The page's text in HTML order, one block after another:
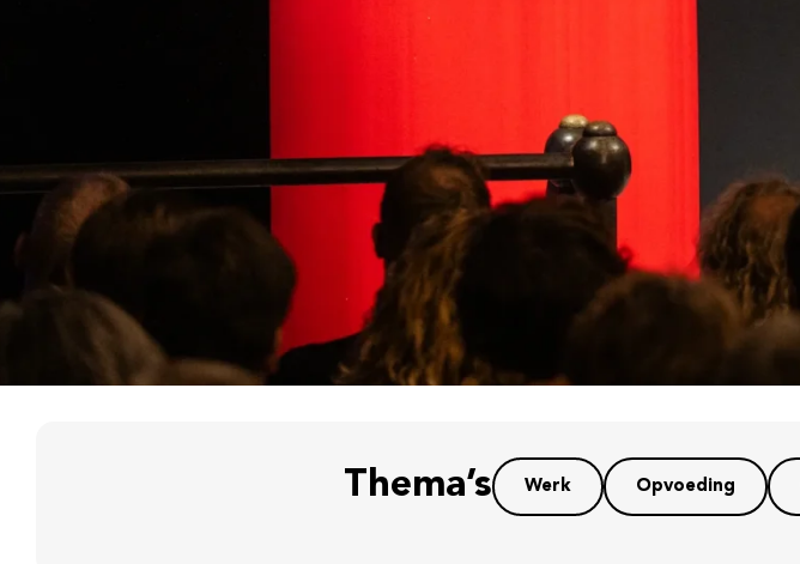
Thema’s Werk Opvoeding